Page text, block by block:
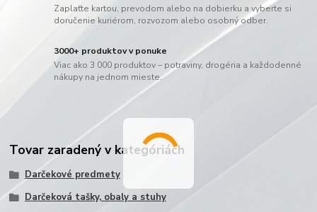
Zaplaťte kartou, prevodom alebo na dobierku a vyberte si
doručenie kuriérom, rozvozom alebo osobný odber.
3000+ produktov v ponuke
Viac ako 3 000 produktov – potraviny, drogéria a každodenné
nákupy na jednom mieste.
Tovar zaradený v kategóriách
Darčekové predmety
Darčeková tašky, obaly a stuhy